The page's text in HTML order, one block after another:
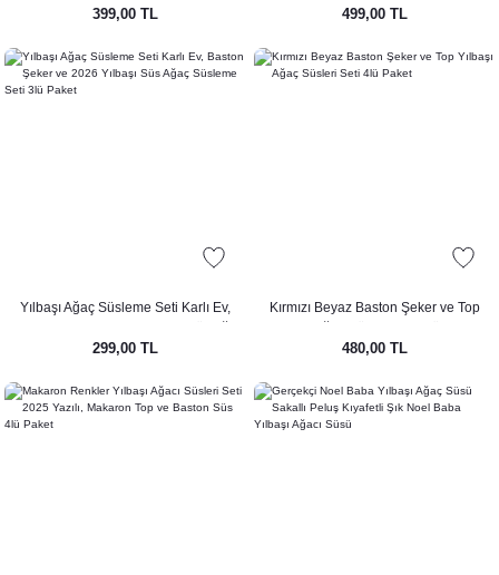
4lü Paket
399,00 TL
Süsleme Seti Lüks 5li Paket
499,00 TL
Yılbaşı Ağaç Süsleme Seti Karlı Ev,
Süsleme Seti 3lü Paket
299,00 TL
Kırmızı Beyaz Baston Şeker ve Top
480,00 TL